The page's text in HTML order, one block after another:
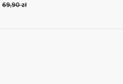
69,90 zł